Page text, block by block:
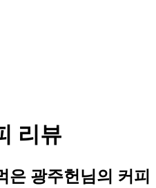
리뷰
은 광주헌님의 커피